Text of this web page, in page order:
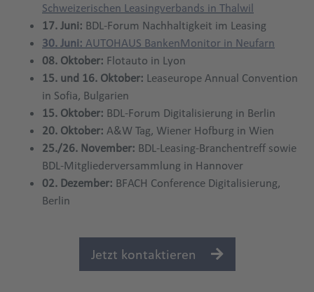
Schweizerischen Leasingverbands in Thalwil
17. Juni: BDL-Forum Nachhaltigkeit im Leasing
30. Juni: AUTOHAUS BankenMonitor in Neufarn
08. Oktober: Flotauto in Lyon
15. und 16. Oktober: Leaseurope Annual Convention
in Sofia, Bulgarien
15. Oktober: BDL-Forum Digitalisierung in Berlin
20. Oktober: A&W Tag, Wiener Hofburg in Wien
25./26. November: BDL-Leasing-Branchentreff sowie
BDL-Mitgliederversammlung in Hannover
02. Dezember: BFACH Conference Digitalisierung,
Berlin
Jetzt kontaktieren